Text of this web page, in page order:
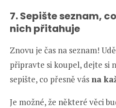
7. Sepište seznam,
nich přitahuje
Znovu je čas na seznam!
připravte si koupel, dejte si
sepište, co přesně vás na
Je možné, že některé věci